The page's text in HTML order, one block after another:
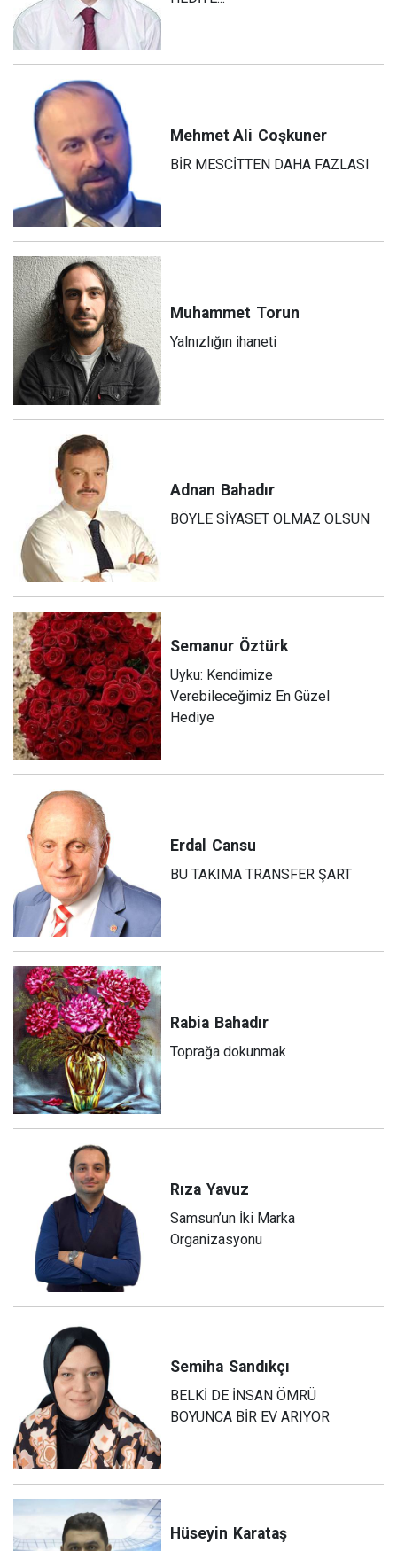
Mehmet Ali Coşkuner
BİR MESCİTTEN DAHA FAZLASI
Muhammet Torun
Yalnızlığın ihaneti
Adnan Bahadır
BÖYLE SİYASET OLMAZ OLSUN
Semanur Öztürk
Uyku: Kendimize
Verebileceğimiz En Güzel
Hediye
Erdal Cansu
BU TAKIMA TRANSFER ŞART
Rabia Bahadır
Toprağa dokunmak
Rıza Yavuz
Samsun’un İki Marka
Organizasyonu
Semiha Sandıkçı
BELKİ DE İNSAN ÖMRÜ
BOYUNCA BİR EV ARIYOR
Hüseyin Karataş